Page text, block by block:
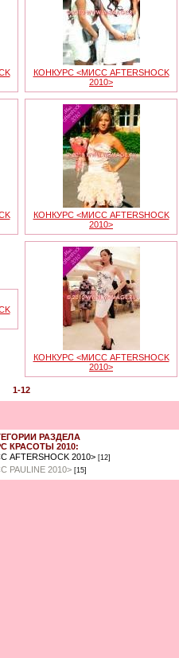
КОНКУРС <МИСС AFTERSHOCK
2010>
КОНКУРС <МИСС AFTERSHOCK
2010>
КОНКУРС <МИСС AFTERSHOCK
2010>
1-12
РАЗДЕЛА
КРАСОТЫ 2010:
2010> [12]
2010> [15]